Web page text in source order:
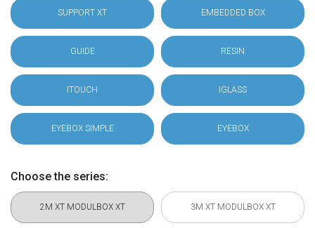
SUPPORT XT EMBEDDED BOX
GUIDE RESIN
ITOUCH IGLASS
EYEBOX SIMPLE EYEBOX
Choose the series:
2M XT MODULBOX XT 3M XT MODULBOX XT